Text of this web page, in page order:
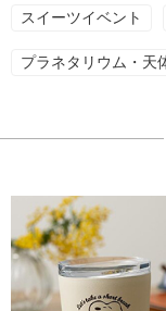
スイーツイベント
プラネタリウム・天